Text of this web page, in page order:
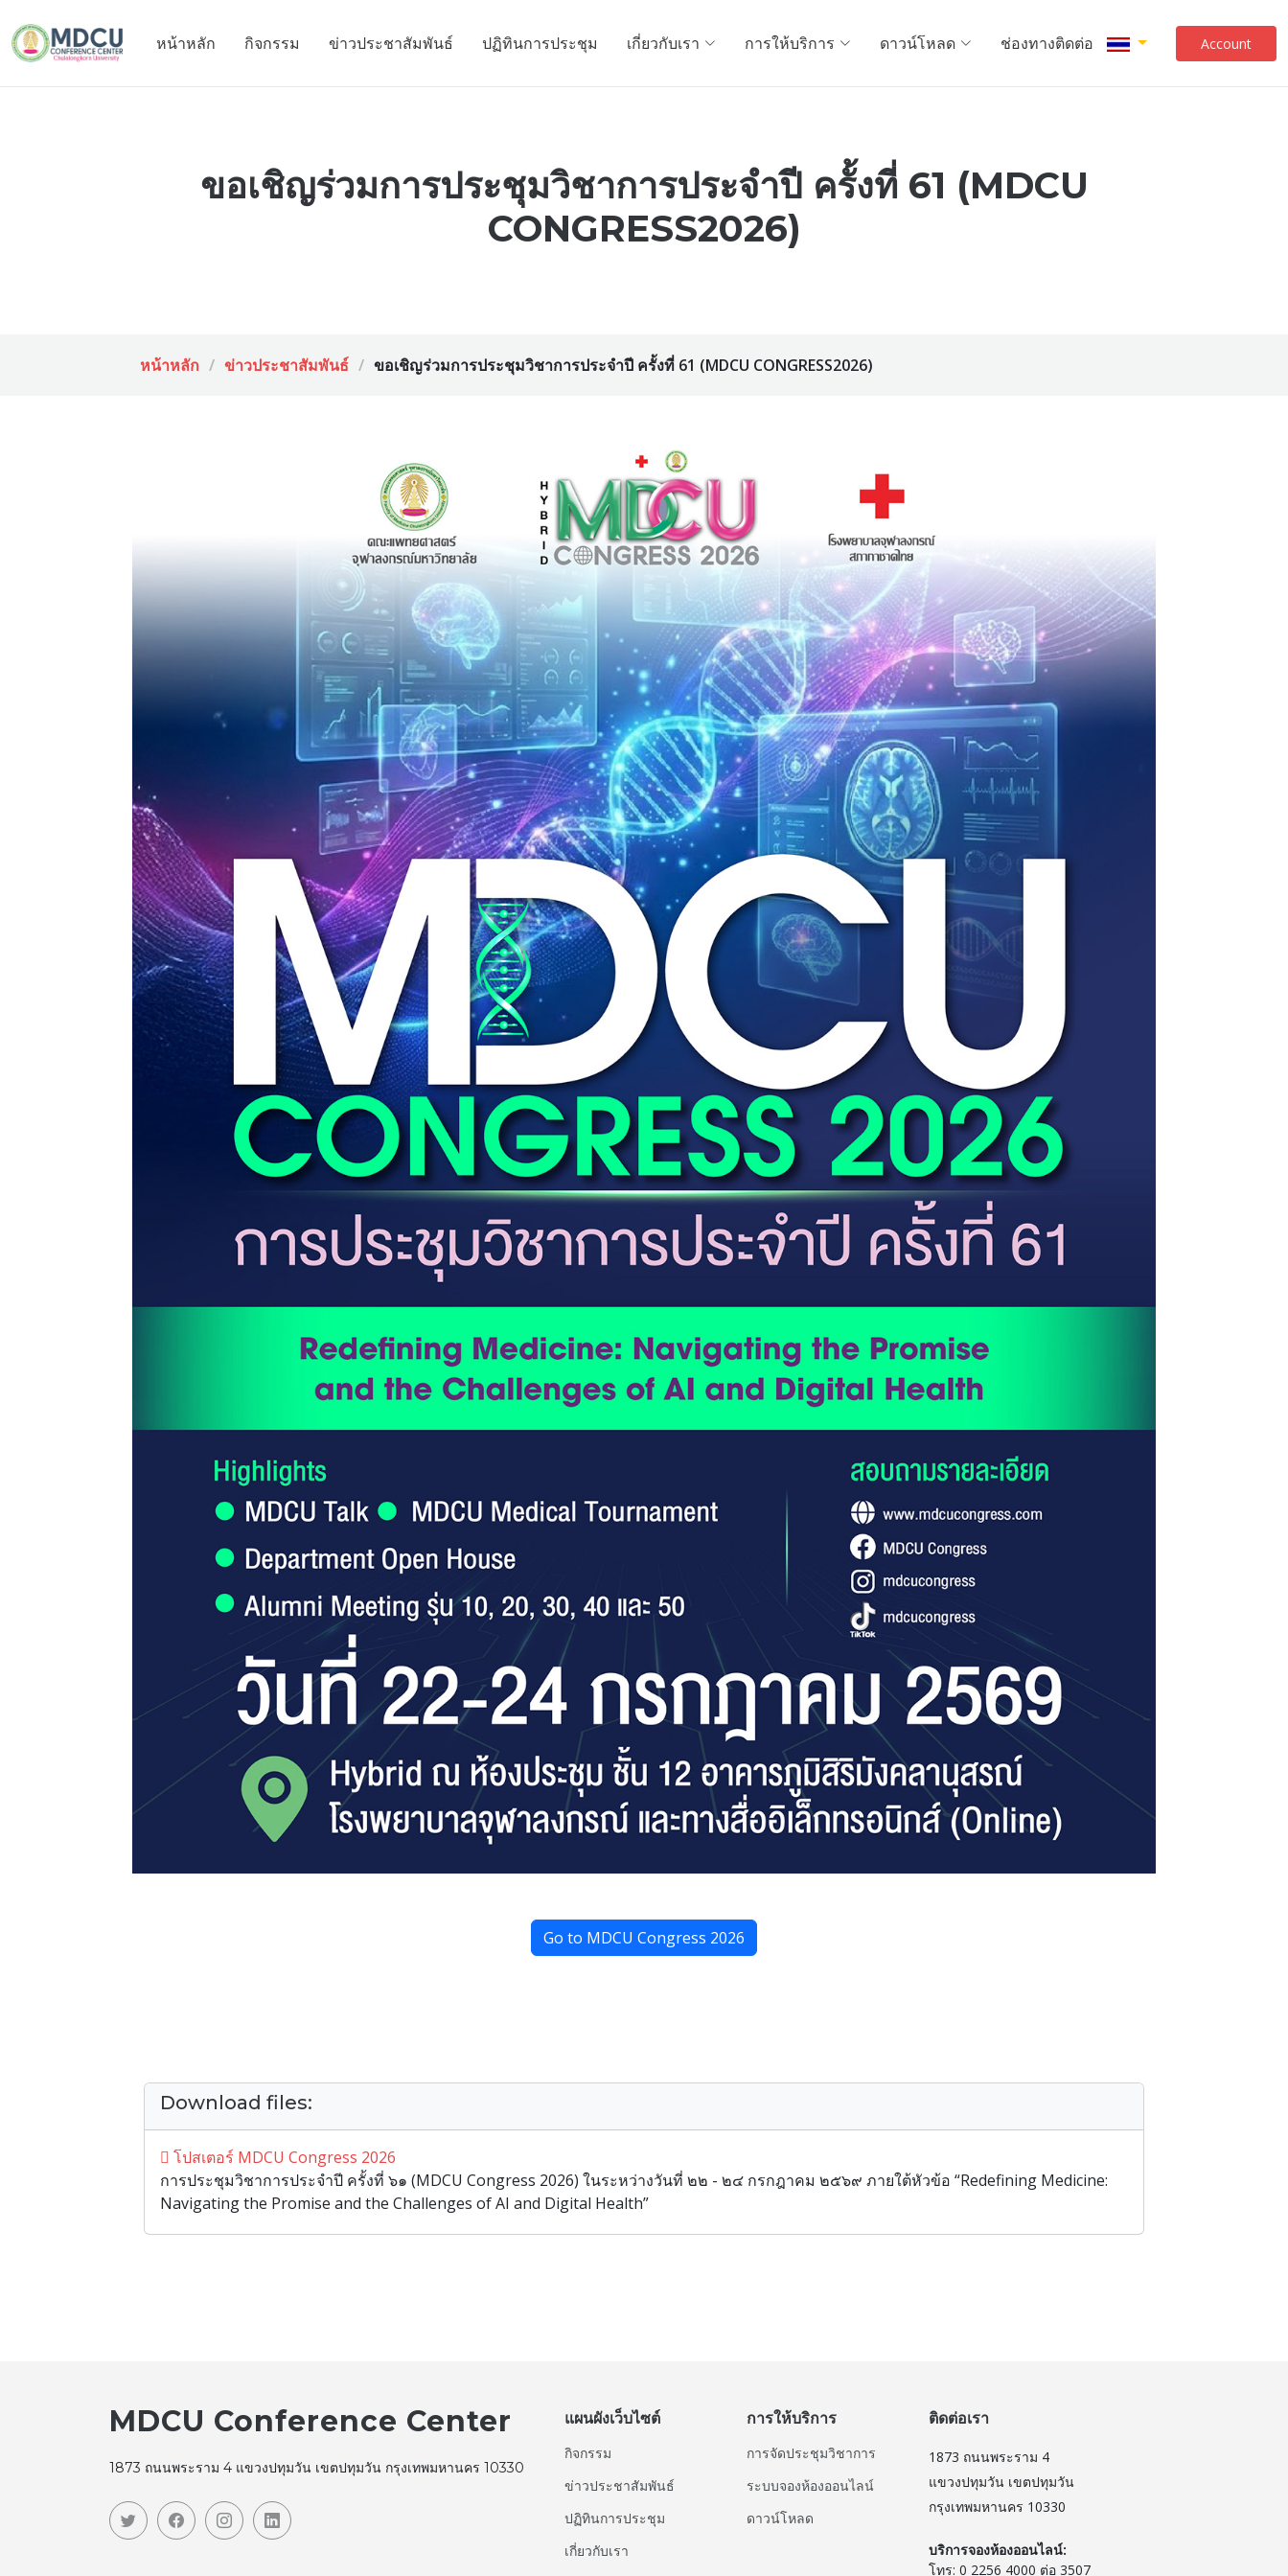
หน้าหลัก กิจกรรม ข่าวประชาสัมพันธ์ ปฏิทินการประชุม เกี่ยวกับเรา การให้บริการ ดาวน์โหลด ช่องทางติดต่อ Account
ขอเชิญร่วมการประชุมวิชาการประจำปี ครั้งที่ 61 (MDCU
CONGRESS2026)
หน้าหลัก ข่าวประชาสัมพันธ์ ขอเชิญร่วมการประชุมวิชาการประจำปี ครั้งที่ 61 (MDCU CONGRESS2026)
Go to MDCU Congress 2026
Download files:
โปสเตอร์ MDCU Congress 2026
การประชุมวิชาการประจำปี ครั้งที่ ๖๑ (MDCU Congress 2026) ในระหว่างวันที่ ๒๒ - ๒๔ กรกฎาคม ๒๕๖๙ ภายใต้หัวข้อ “Redefining Medicine:
Navigating the Promise and the Challenges of AI and Digital Health”
MDCU Conference Center
1873 ถนนพระราม 4 แขวงปทุมวัน เขตปทุมวัน กรุงเทพมหานคร 10330
แผนผังเว็บไซต์
กิจกรรม
ข่าวประชาสัมพันธ์
ปฏิทินการประชุม
เกี่ยวกับเรา
การให้บริการ
การจัดประชุมวิชาการ
ระบบจองห้องออนไลน์
ดาวน์โหลด
ติดต่อเรา
1873 ถนนพระราม 4
แขวงปทุมวัน เขตปทุมวัน
กรุงเทพมหานคร 10330
บริการจองห้องออนไลน์:
โทร: 0 2256 4000 ต่อ 3507